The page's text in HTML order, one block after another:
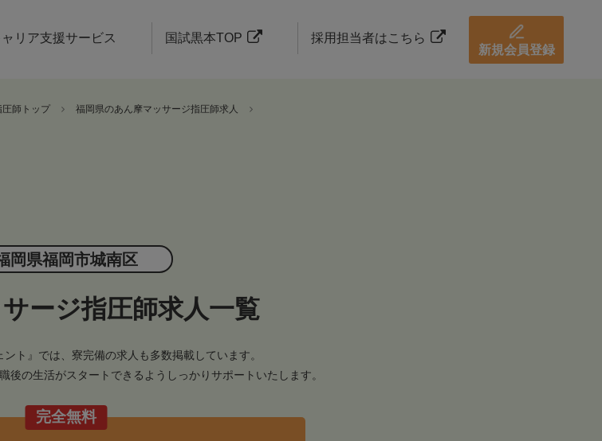
リア支援サービス 国試黒本TOP
採用担当者はこちら
新規会員登録
師トップ
福岡県のあん摩マッサージ指圧師求人
岡県福岡市城南区
ージ指圧師求人一覧
ント』では、寮完備の求人も多数掲載しています。
後の生活がスタートできるようしっかりサポートいたします。
完全無料